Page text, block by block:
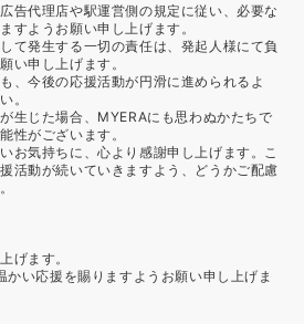
告代理店や駅運営側の規定に従い、必要な
すようお願い申し上げます。
て発生する一切の責任は、発起人様にて負
い申し上げます。
、今後の応援活動が円滑に進められるよ
。
生じた場合、MYERAにも思わぬかたちで
性がございます。
お気持ちに、心より感謝申し上げます。こ
活動が続いていきますよう、どうかご配慮
げます。
かい応援を賜りますようお願い申し上げま